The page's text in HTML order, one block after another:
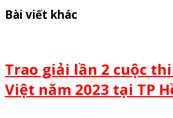
Bài viết khác
Trao giải lần 2 cuộc
Việt năm 2023 tại TP